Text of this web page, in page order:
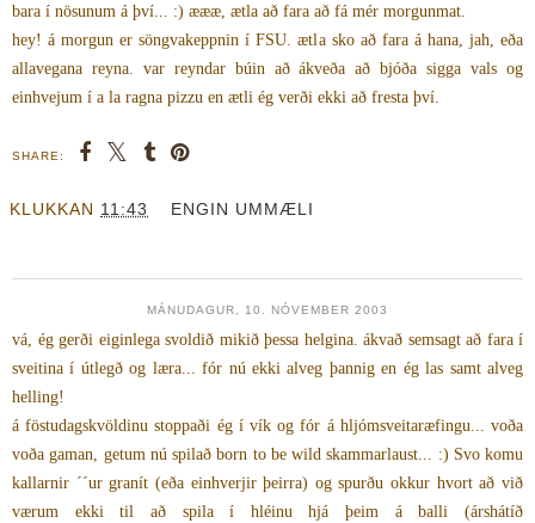
bara í nösunum á því... :) æææ, ætla að fara að fá mér morgunmat.
hey! á morgun er söngvakeppnin í FSU. ætla sko að fara á hana, jah, eða
allavegana reyna. var reyndar búin að ákveða að bjóða sigga vals og
einhvejum í a la ragna pizzu en ætli ég verði ekki að fresta því.
SHARE:
KLUKKAN 11:43 ENGIN UMMÆLI
MÁNUDAGUR, 10. NÓVEMBER 2003
vá, ég gerði eiginlega svoldið mikið þessa helgina. ákvað semsagt að fara í
sveitina í útlegð og læra... fór nú ekki alveg þannig en ég las samt alveg
helling!
á föstudagskvöldinu stoppaði ég í vík og fór á hljómsveitaræfingu... voða
voða gaman, getum nú spilað born to be wild skammarlaust... :) Svo komu
kallarnir ´´ur granít (eða einhverjir þeirra) og spurðu okkur hvort að við
værum ekki til að spila í hléinu hjá þeim á balli (árshátíð